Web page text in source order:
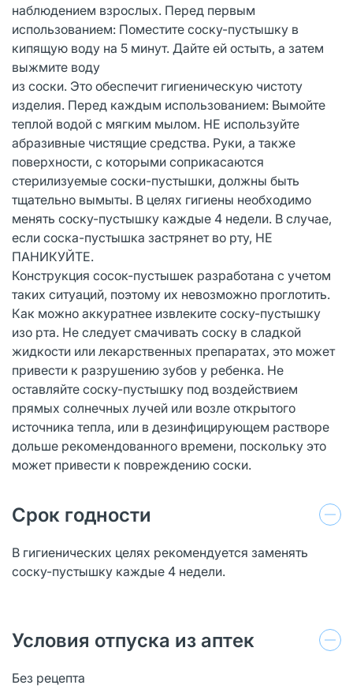
наблюдением взрослых. Перед первым
использованием: Поместите соску-пустышку в
кипящую воду на 5 минут. Дайте ей остыть, а затем
выжмите воду
из соски. Это обеспечит гигиеническую чистоту
изделия. Перед каждым использованием: Вымойте
теплой водой с мягким мылом. НЕ используйте
абразивные чистящие средства. Руки, а также
поверхности, с которыми соприкасаются
стерилизуемые соски-пустышки, должны быть
тщательно вымыты. В целях гигиены необходимо
менять соску-пустышку каждые 4 недели. В случае,
если соска-пустышка застрянет во рту, НЕ
ПАНИКУЙТЕ.
Конструкция сосок-пустышек разработана с учетом
таких ситуаций, поэтому их невозможно проглотить.
Как можно аккуратнее извлеките соску-пустышку
изо рта. Не следует смачивать соску в сладкой
жидкости или лекарственных препаратах, это может
привести к разрушению зубов у ребенка. Не
оставляйте соску-пустышку под воздействием
прямых солнечных лучей или возле открытого
источника тепла, или в дезинфицирующем растворе
дольше рекомендованного времени, поскольку это
может привести к повреждению соски.
Срок годности
В гигиенических целях рекомендуется заменять
соску-пустышку каждые 4 недели.
Условия отпуска из аптек
Без рецепта